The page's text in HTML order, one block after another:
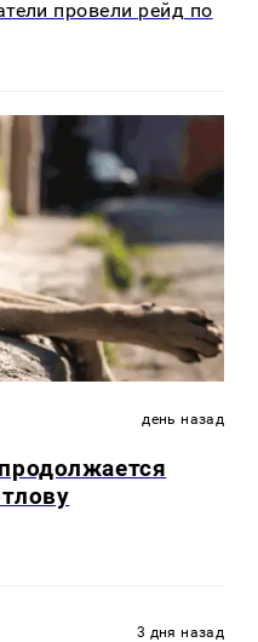
провели рейд по
день назад
3 дня назад